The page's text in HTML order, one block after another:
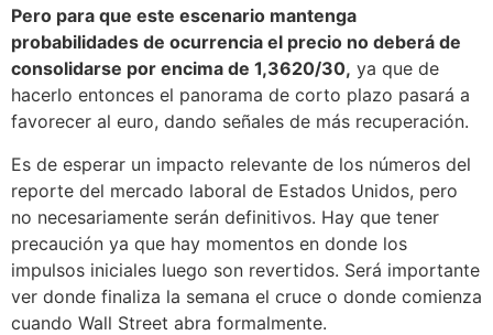
Pero para que este escenario mantenga
probabilidades de ocurrencia el precio no deberá de
consolidarse por encima de 1,3620/30, ya que de
hacerlo entonces el panorama de corto plazo pasará a
favorecer al euro, dando señales de más recuperación.
Es de esperar un impacto relevante de los números del
reporte del mercado laboral de Estados Unidos, pero
no necesariamente serán definitivos. Hay que tener
precaución ya que hay momentos en donde los
impulsos iniciales luego son revertidos. Será importante
ver donde finaliza la semana el cruce o donde comienza
cuando Wall Street abra formalmente.